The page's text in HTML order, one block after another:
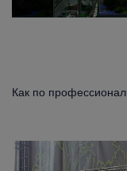
Как по